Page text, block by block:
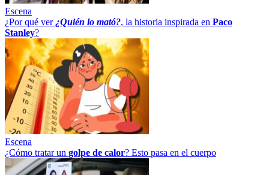
Escena
¿Por qué ver ¿Quién lo mató?, la historia inspirada en Paco
Stanley?
Escena
¿Cómo tratar un golpe de calor? Esto pasa en el cuerpo